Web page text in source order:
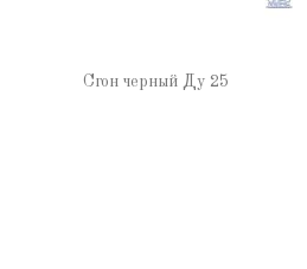
Сгон черный Ду 25